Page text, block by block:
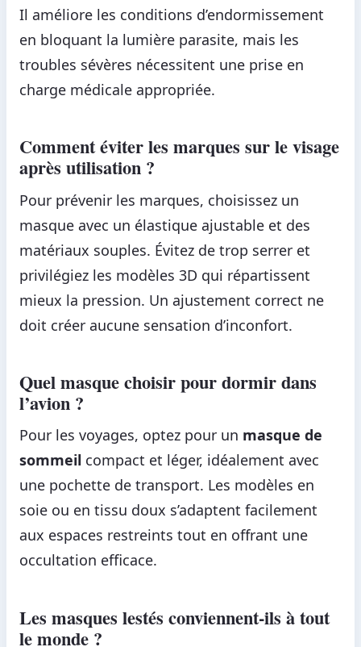
Il améliore les conditions d’endormissement
en bloquant la lumière parasite, mais les
troubles sévères nécessitent une prise en
charge médicale appropriée.
Comment éviter les marques sur le visage
après utilisation ?
Pour prévenir les marques, choisissez un
masque avec un élastique ajustable et des
matériaux souples. Évitez de trop serrer et
privilégiez les modèles 3D qui répartissent
mieux la pression. Un ajustement correct ne
doit créer aucune sensation d’inconfort.
Quel masque choisir pour dormir dans
l’avion ?
Pour les voyages, optez pour un masque de
sommeil compact et léger, idéalement avec
une pochette de transport. Les modèles en
soie ou en tissu doux s’adaptent facilement
aux espaces restreints tout en offrant une
occultation efficace.
Les masques lestés conviennent-ils à tout
le monde ?